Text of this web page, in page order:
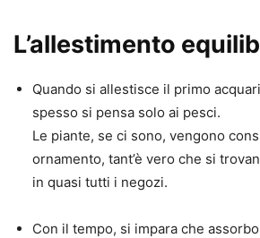
L’allestimento
Quando si allestisce il primo
spesso si pensa solo ai pesci.
Le piante, se ci sono, vengono
ornamento, tant’è vero che si
in quasi tutti i negozi.
Con il tempo, si impara che